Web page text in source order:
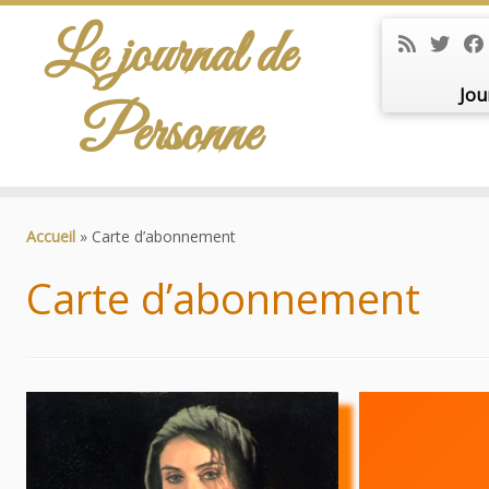
Le journal de
Personne
Accueil » Carte d’abonnement
Carte d’abonnement